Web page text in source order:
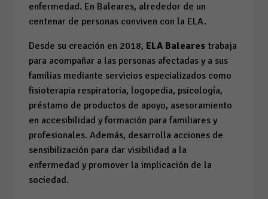
enfermedad. En Baleares, alrededor de un
centenar de personas conviven con la ELA.
Desde su creación en 2018, ELA Baleares trabaja
para acompañar a las personas afectadas y a sus
familias mediante servicios especializados como
fisioterapia respiratoria, logopedia, psicología,
préstamo de productos de apoyo, asesoramiento
en accesibilidad y formación para familiares y
profesionales. Además, desarrolla acciones de
sensibilización para dar visibilidad a la
enfermedad y promover la implicación de la
sociedad.